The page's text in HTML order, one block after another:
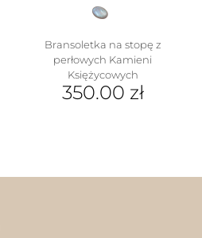
Bransoletka na stopę z
perłowych Kamieni
Księżycowych
350.00 zł